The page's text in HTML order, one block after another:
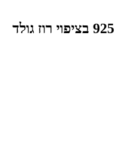
2 שרשראות מחוברות כסף 925 בציפוי רוז גולד